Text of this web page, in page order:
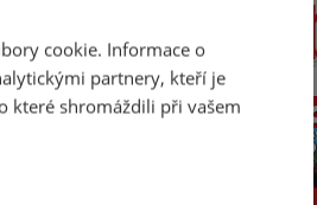
cookie. Informace o
partnery, kteří je
které shromáždili při vašem